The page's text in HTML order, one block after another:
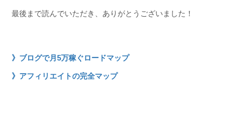
最後まで読んでいただき、ありがとうございました！
》ブログで月5万稼ぐロードマップ
》アフィリエイトの完全マップ